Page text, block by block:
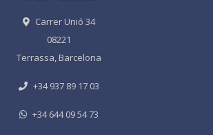
Carrer Unió 34
08221
Terrassa, Barcelona
+34 937 89 17 03
+34 644 09 54 73